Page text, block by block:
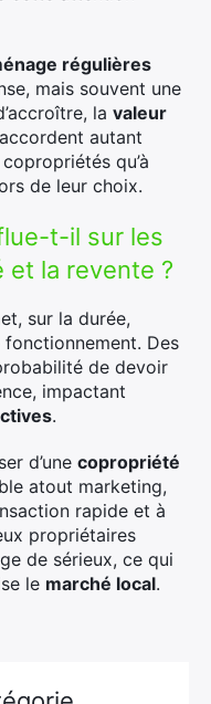
régulières
mais souvent une
la valeur
autant
qu’à
de leur choix.
t-il sur les
et la revente ?
sur la durée,
Des
de devoir
impactant
.
d’une copropriété
atout marketing,
rapide et à
propriétaires
de sérieux, ce qui
le marché local.